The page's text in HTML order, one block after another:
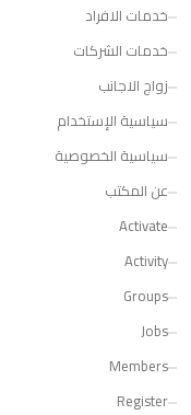
خدمات الافراد
خدمات الشركات
زواج الاجانب
سياسية الإستخدام
سياسية الخصوصية
عن المكتب
Activate
Activity
Groups
Jobs
Members
Register